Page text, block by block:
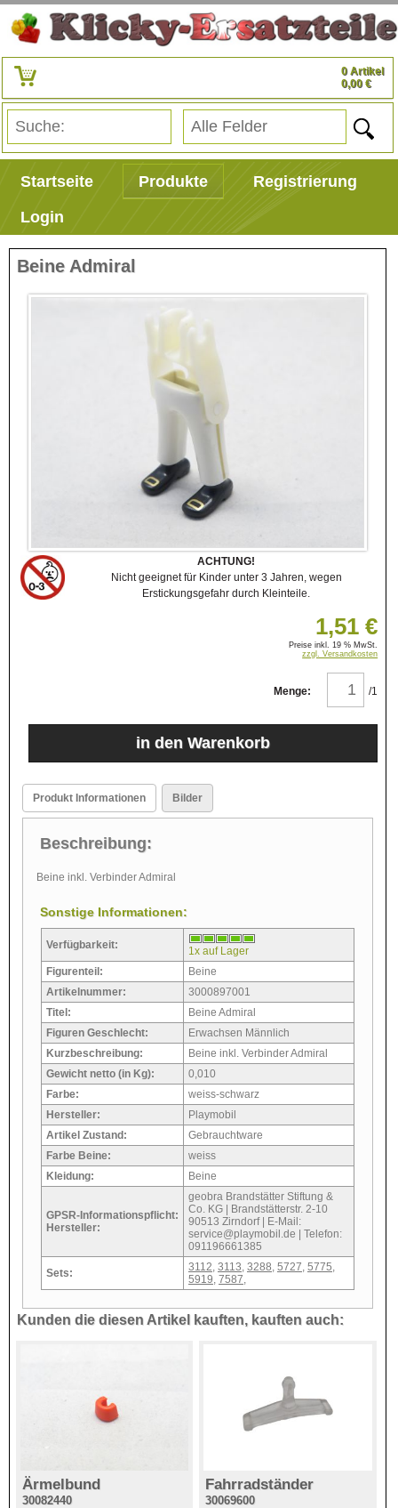
0 Artikel
0,00 €
Startseite Produkte
Registrierung
Login
Beine Admiral
ACHTUNG!
Nicht geeignet für Kinder unter 3 Jahren, wegen
Erstickungsgefahr durch Kleinteile.
1,51 €
Preise inkl. 19 % MwSt.
zzgl. Versandkosten
Menge: /1
Produkt Informationen Bilder
Beschreibung:
Beine inkl. Verbinder Admiral
Sonstige Informationen:
Verfügbarkeit:
1x auf Lager
Figurenteil:
Beine
Artikelnummer:
3000897001
Titel:
Beine Admiral
Figuren Geschlecht:
Erwachsen Männlich
Kurzbeschreibung:
Beine inkl. Verbinder Admiral
Gewicht netto (in Kg):
0,010
Farbe:
weiss-schwarz
Hersteller:
Playmobil
Artikel Zustand:
Gebrauchtware
Farbe Beine:
weiss
Kleidung:
Beine
GPSR-Informationspflicht:
Hersteller:
geobra Brandstätter Stiftung &
Co. KG | Brandstätterstr. 2-10
90513 Zirndorf | E-Mail:
service@playmobil.de | Telefon:
091196661385
Sets: 3112 3113 3288 5727 5775
5919 7587
Kunden die diesen Artikel kauften, kauften auch:
Ärmelbund
30082440
Fahrradständer
30069600